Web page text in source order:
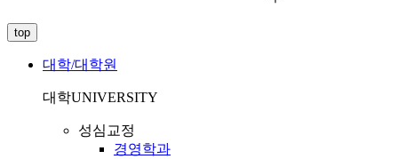
top
대학/대학원
대학UNIVERSITY
성심교정
경영학과